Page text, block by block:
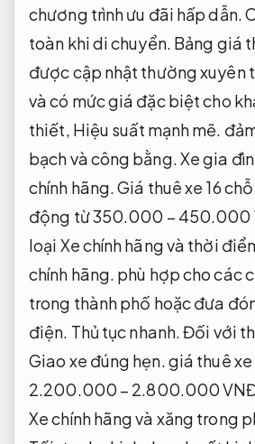
chương trình ưu đãi hấp dẫn.
toàn khi di chuyển. Bảng giá
được cập nhật thường xuyên
và có mức giá đặc biệt cho
thiết, Hiệu suất mạnh mẽ.
bạch và công bằng.Xe gia
chính hãng.Giá thuê xe 16
động từ 350.000 – 450.000
loại Xe chính hãng và thời
chính hãng. phù hợp cho các
trong thành phố hoặc đưa
điện. Thủ tục nhanh.Đối với
Giao xe đúng hẹn.giá thuê xe
2.200.000 – 2.800.000
Xe chính hãng và xăng trong